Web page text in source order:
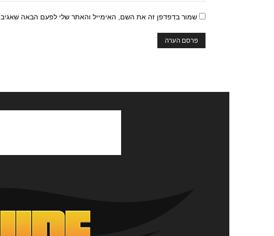
שמור בדפדפן זה את השם, האימייל והאתר שלי לפעם הבאה שאגיב.